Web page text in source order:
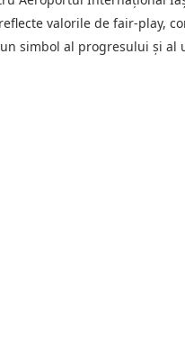
valorile de fair-play,
simbol al progresului și